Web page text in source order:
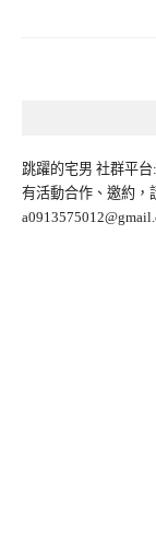
跳躍的宅男 社群平
有活動合作、邀約